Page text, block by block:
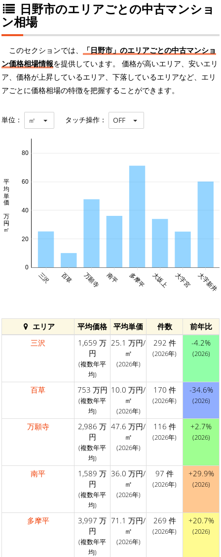
日野市のエリアごとの中古マンショ
ン相場
このセクションでは、
「日野市」のエリアごとの中古マンショ
ン価格相場情報を提供しています。 価格が高いエリア、安いエリ
ア、価格が上昇しているエリア、下落しているエリアなど、エリ
アごとに価格相場の特徴を把握することができます。
単位： ㎡ タッチ操作： OFF
三沢 百草 万願寺 南平 多摩平 大坂上 大字宮 大字新井
0
20
40
60
80
平均単価 万円/㎡
エリア 平均価格 平均単価 件数
前年比
三沢
1,659 万
円
(複数年平
均)
25.1 万円/
㎡
(2026年)
292 件
(2026年)
-4.2%
(2026)
百草 753 万円
(複数年平
均)
10.0 万円/
㎡
(2026年)
170 件
(2026年)
-34.6%
(2026)
万願寺
2,986 万
円
(複数年平
均)
47.6 万円/
㎡
(2026年)
116 件
(2026年)
+2.7%
(2026)
南平
1,589 万
円
(複数年平
均)
36.0 万円/
㎡
(2026年)
97 件
(2026年)
+29.9%
(2026)
多摩平
3,997 万
円
(複数年平
均)
71.1 万円/
㎡
(2026年)
269 件
(2026年)
+20.7%
(2026)